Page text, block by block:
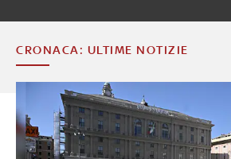
CRONACA: ULTIME NOTIZIE